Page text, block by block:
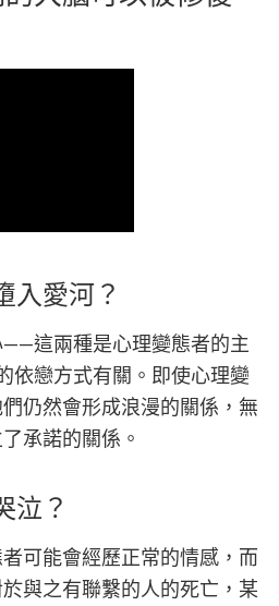
入愛河？
這兩種是心理變態者的主
依戀方式有關。即使心理變
仍然會形成浪漫的關係，無
承諾的關係。
泣？
可能會經歷正常的情感，而
與之有聯繫的人的死亡，某